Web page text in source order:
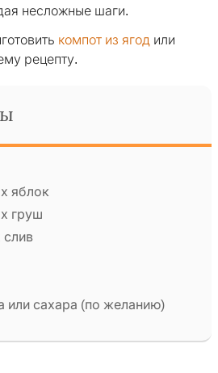
несложные шаги.
компот из ягод или
рецепту.
яблок
груш
слив
или сахара (по желанию)